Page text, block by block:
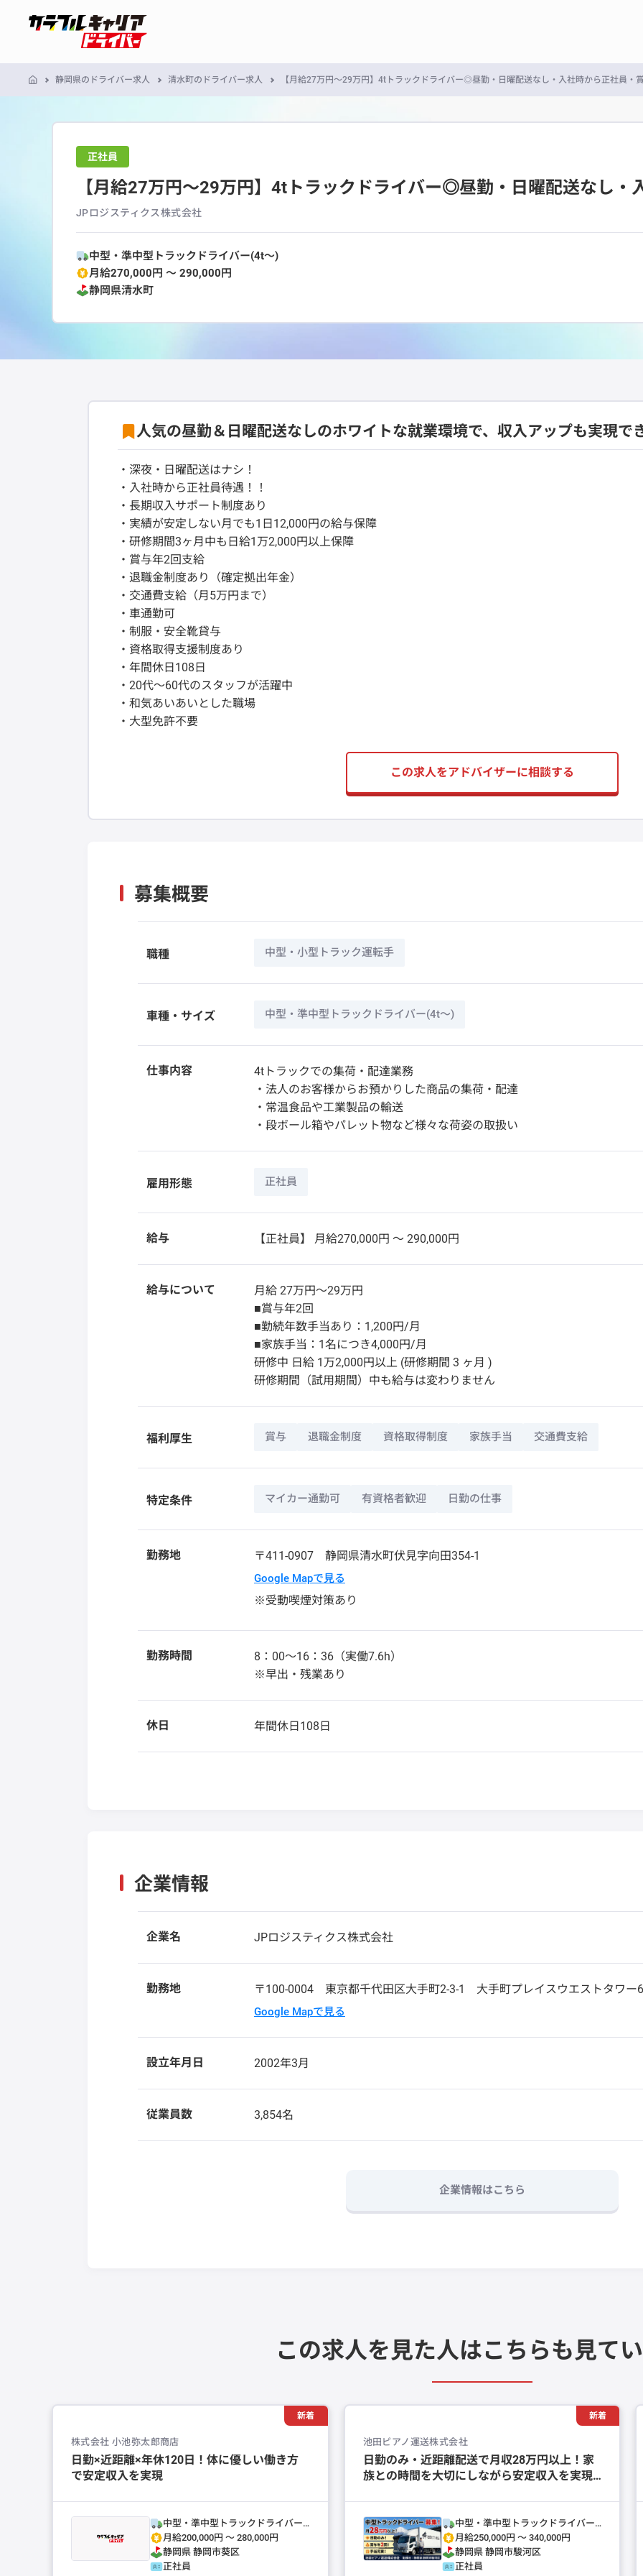
静岡県のドライバー求人 清水町のドライバー求人 【月給27万円～29万円】4tトラックドライバー◎昼勤・日曜配送なし・入社時から正社員・
正社員
【月給27万円～29万円】4tトラックドライバー◎昼勤・日曜配送なし・
JPロジスティクス株式会社
中型・準中型トラックドライバー(4t～)
月給270,000円 〜 290,000円
静岡県清水町
人気の昼勤＆日曜配送なしのホワイトな就業環境で、収入アップも実現で
・深夜・日曜配送はナシ！
・入社時から正社員待遇！！
・長期収入サポート制度あり
・実績が安定しない月でも1日12,000円の給与保障
・研修期間3ヶ月中も日給1万2,000円以上保障
・賞与年2回支給
・退職金制度あり（確定拠出年金）
・交通費支給（月5万円まで）
・車通勤可
・制服・安全靴貸与
・資格取得支援制度あり
・年間休日108日
・20代～60代のスタッフが活躍中
・和気あいあいとした職場
・大型免許不要
この求人をアドバイザーに相談する
募集概要
職種 中型・小型トラック運転手
車種・サイズ 中型・準中型トラックドライバー(4t～)
仕事内容
4tトラックでの集荷・配達業務
・法人のお客様からお預かりした商品の集荷・配達
・常温食品や工業製品の輸送
・段ボール箱やパレット物など様々な荷姿の取扱い
雇用形態 正社員
給与 【正社員】 月給270,000円 〜 290,000円
給与について
月給 27万円～29万円
■賞与年2回
■勤続年数手当あり：1,200円/月
■家族手当：1名につき4,000円/月
研修中 日給 1万2,000円以上 (研修期間 3 ヶ月 )
研修期間（試用期間）中も給与は変わりません
福利厚生 賞与 退職金制度 資格取得制度 家族手当 交通費支給
特定条件 マイカー通勤可 有資格者歓迎 日勤の仕事
勤務地 〒411-0907 静岡県清水町伏見字向田354-1
Google Mapで見る
※受動喫煙対策あり
勤務時間
8：00～16：36（実働7.6h）
※早出・残業あり
休日 年間休日108日
企業情報
企業名 JPロジスティクス株式会社
勤務地 〒100-0004 東京都千代田区大手町2-3-1 大手町プレイスウエストタワー
Google Mapで見る
設立年月日 2002年3月
従業員数 3,854名
企業情報はこちら
この求人を見た人はこちらも見て
新着
株式会社 小池弥太郎商店
日勤×近距離×年休120日！体に優しい働き方
で安定収入を実現
中型・準中型トラックドライバー
(4t～)
月給200,000円 〜 280,000円
静岡県 静岡市葵区
正社員
新着
池田ピアノ運送株式会社
日勤のみ・近距離配送で月収28万円以上！家
族との時間を大切にしながら安定収入を実現
中型・準中型トラックドライバー
(4t～)
月給250,000円 〜 340,000円
静岡県 静岡市駿河区
正社員